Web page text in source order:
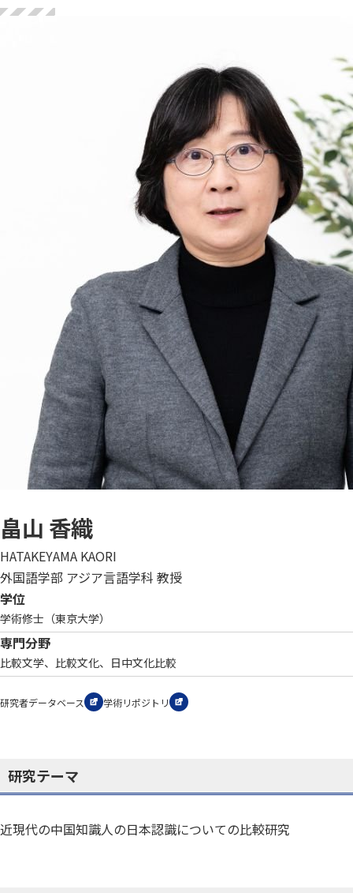
畠山 香織
HATAKEYAMA KAORI
外国語学部 アジア言語学科 教授
学位
学術修士（東京大学）
専門分野
比較文学、比較文化、日中文化比較
研究者データベース 学術リポジトリ
研究テーマ
近現代の中国知識人の日本認識についての比較研究